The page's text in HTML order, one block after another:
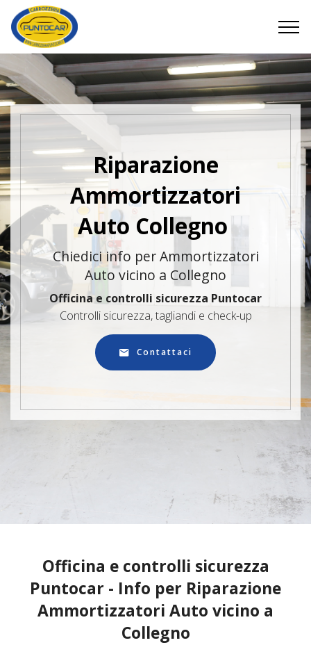
Riparazione
Ammortizzatori
Auto Collegno
Chiedici info per Ammortizzatori
Auto vicino a Collegno
Officina e controlli sicurezza Puntocar
Controlli sicurezza, tagliandi e check-up
Contattaci
Officina e controlli sicurezza
Puntocar - Info per Riparazione
Ammortizzatori Auto vicino a
Collegno